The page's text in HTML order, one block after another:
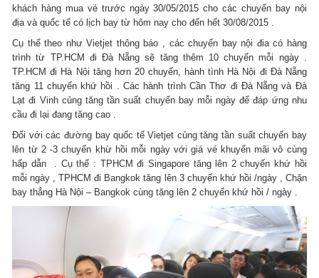
khách hàng mua vé trước ngày 30/05/2015 cho các chuyến bay nội
địa và quốc tế có lịch bay từ hôm nay cho đến hết 30/08/2015 .
Cụ thể theo như Vietjet thông báo , các chuyến bay nội đia có hàng
trình từ TP.HCM đi Đà Nẵng sẽ tăng thêm 10 chuyến mỗi ngày .
TP.HCM đi Hà Nội tăng hơn 20 chuyến, hành tình Hà Nội đi Đà Nẵng
tăng 11 chuyến khứ hồi . Các hành trình Cần Thơ đi Đà Nẵng và Đà
Lạt đi Vinh củng tăng tần suất chuyến bay mỗi ngày để đáp ứng nhu
cầu đi lại đang tăng cao .
Đối với các đường bay quốc tế Vietjet củng tăng tần suất chuyến bay
lên từ 2 -3 chuyến khừ hồi mỗi ngày với giá vé khuyến mãi vô cùng
hấp dẫn . Cụ thể : TPHCM đi Singapore tăng lên 2 chuyến khứ hồi
mỗi ngày , TPHCM đi Bangkok tăng lên 3 chuyến khứ hồi /ngày , Chặn
bay thẳng Hà Nội – Bangkok cùng tăng lên 2 chuyến khứ hồi / ngày .